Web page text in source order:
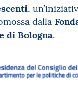
,
dalla
di Bologna.